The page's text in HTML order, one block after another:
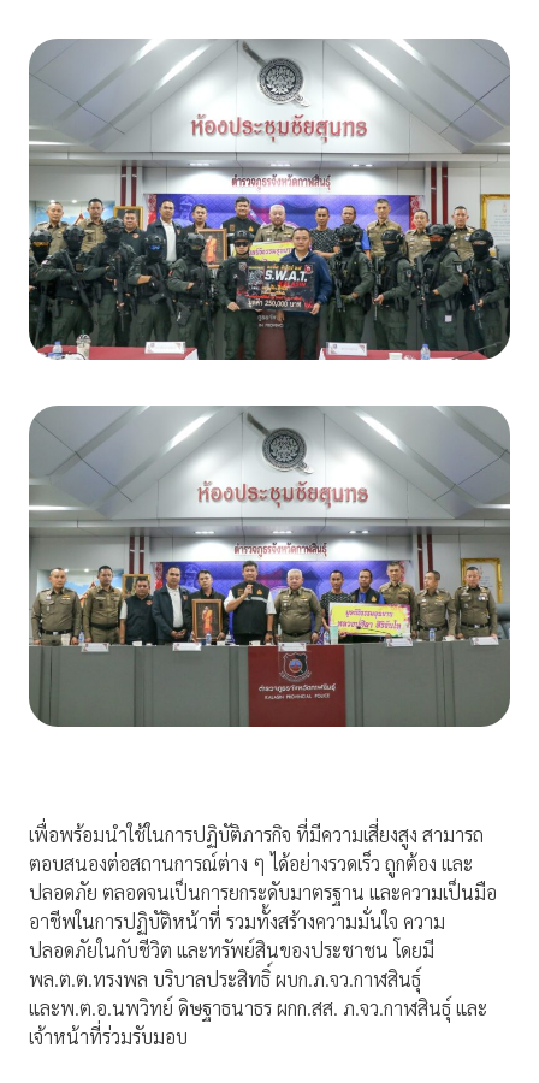
เพื่อพร้อมนำใช้ในการปฏิบัติภารกิจ ที่มีความเสี่ยงสูง สามารถ
ตอบสนองต่อสถานการณ์ต่าง ๆ ได้อย่างรวดเร็ว ถูกต้อง และ
ปลอดภัย ตลอดจนเป็นการยกระดับมาตรฐาน และความเป็นมือ
อาชีพในการปฏิบัติหน้าที่ รวมทั้งสร้างความมั่นใจ ความ
ปลอดภัยในกับชีวิต และทรัพย์สินของประชาชน โดยมี
พล.ต.ต.ทรงพล บริบาลประสิทธิ์ ผบก.ภ.จว.กาฬสินธุ์
และพ.ต.อ.นพวิทย์ ดิษฐาธนาธร ผกก.สส. ภ.จว.กาฬสินธุ์ และ
เจ้าหน้าที่ร่วมรับมอบ